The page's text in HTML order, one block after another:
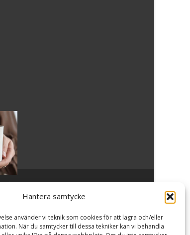
Hantera samtycke
använder vi teknik som cookies för att lagra och/eller
När du samtycker till dessa tekniker kan vi behandla